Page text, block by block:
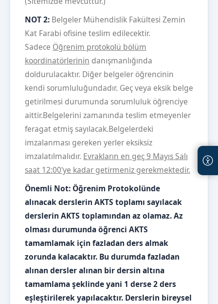
NOT 2: Belgeler Mühendislik Fakültesi Zemin
Kat Farabi ofisine teslim edilecektir.
Sadece Öğrenim protokolü bölüm
koordinatörlerinin danışmanlığında
doldurulacaktır. Diğer belgeler öğrencinin
kendi sorumluluğundadır. Geç veya eksik belge
getirilmesi durumunda sorumluluk öğrenciye
aittir.Belgelerini zamanında teslim etmeyenler
feragat etmiş sayılacak.Belgelerdeki
imzalanması gereken yerler eksiksiz
imzalatılmalıdır. Evrakların en geç 9 Mayıs Salı
saat 12:00'ye kadar getirmeniz gerekmektedir.
Önemli Not: Öğrenim Protokolünde
alınacak derslerin AKTS toplamı sayılacak
derslerin AKTS toplamından az olamaz. Az
olması durumunda öğrenci AKTS
tamamlamak için fazladan ders almak
zorunda kalacaktır. Bu durumda fazladan
alınan dersler alınan bir dersin altına
tamamlama şeklinde yani 1 derse 2 ders
eşleştirilerek yapılacaktır. Derslerin bireysel